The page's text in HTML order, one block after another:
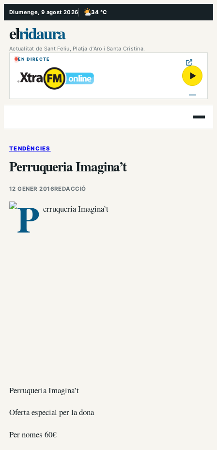
Vés
al
contingut
Diumenge, 9 agost 2026 34 °C
, Poc ennuvolat
elridaura
Actualitat de Sant Feliu, Platja d’Aro i Santa Cristina.
EN DIRECTE
▶
Obre
el
TENDÈNCIES
Perruqueria Imagina’t
12 GENER 2016REDACCIÓ
Perruqueria Imagina’t
Oferta especial per la dona
Per nomes 60€